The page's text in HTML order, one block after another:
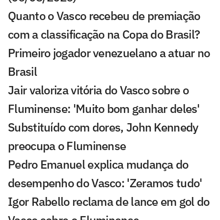
Quanto o Vasco recebeu de premiação
com a classificação na Copa do Brasil?
Primeiro jogador venezuelano a atuar no
Brasil
Jair valoriza vitória do Vasco sobre o
Fluminense: 'Muito bom ganhar deles'
Substituído com dores, John Kennedy
preocupa o Fluminense
Pedro Emanuel explica mudança do
desempenho do Vasco: 'Zeramos tudo'
Igor Rabello reclama de lance em gol do